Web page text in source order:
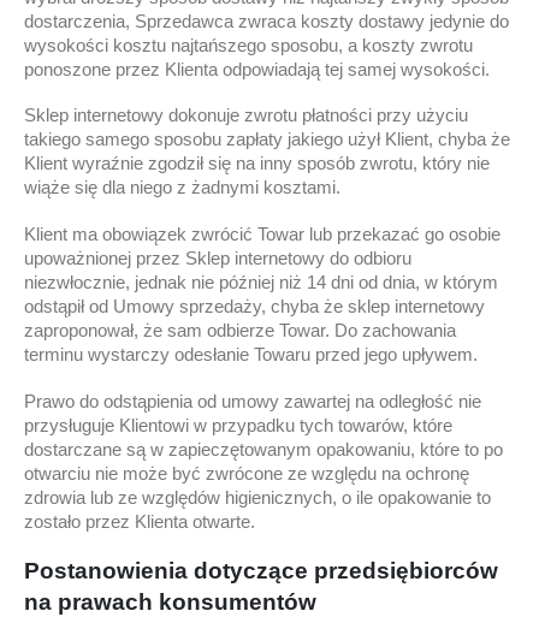
dostarczenia, Sprzedawca zwraca koszty dostawy jedynie do
wysokości kosztu najtańszego sposobu, a koszty zwrotu
ponoszone przez Klienta odpowiadają tej samej wysokości.
Sklep internetowy dokonuje zwrotu płatności przy użyciu
takiego samego sposobu zapłaty jakiego użył Klient, chyba że
Klient wyraźnie zgodził się na inny sposób zwrotu, który nie
wiąże się dla niego z żadnymi kosztami.
Klient ma obowiązek zwrócić Towar lub przekazać go osobie
upoważnionej przez Sklep internetowy do odbioru
niezwłocznie, jednak nie później niż 14 dni od dnia, w którym
odstąpił od Umowy sprzedaży, chyba że sklep internetowy
zaproponował, że sam odbierze Towar. Do zachowania
terminu wystarczy odesłanie Towaru przed jego upływem.
Prawo do odstąpienia od umowy zawartej na odległość nie
przysługuje Klientowi w przypadku tych towarów, które
dostarczane są w zapieczętowanym opakowaniu, które to po
otwarciu nie może być zwrócone ze względu na ochronę
zdrowia lub ze względów higienicznych, o ile opakowanie to
zostało przez Klienta otwarte.
Postanowienia dotyczące przedsiębiorców
na prawach konsumentów